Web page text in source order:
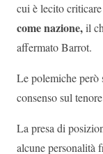
cui è lecito
come nazione,il
affermato Barrot.
Le polemiche però
consenso sul
La presa di
alcune personalità